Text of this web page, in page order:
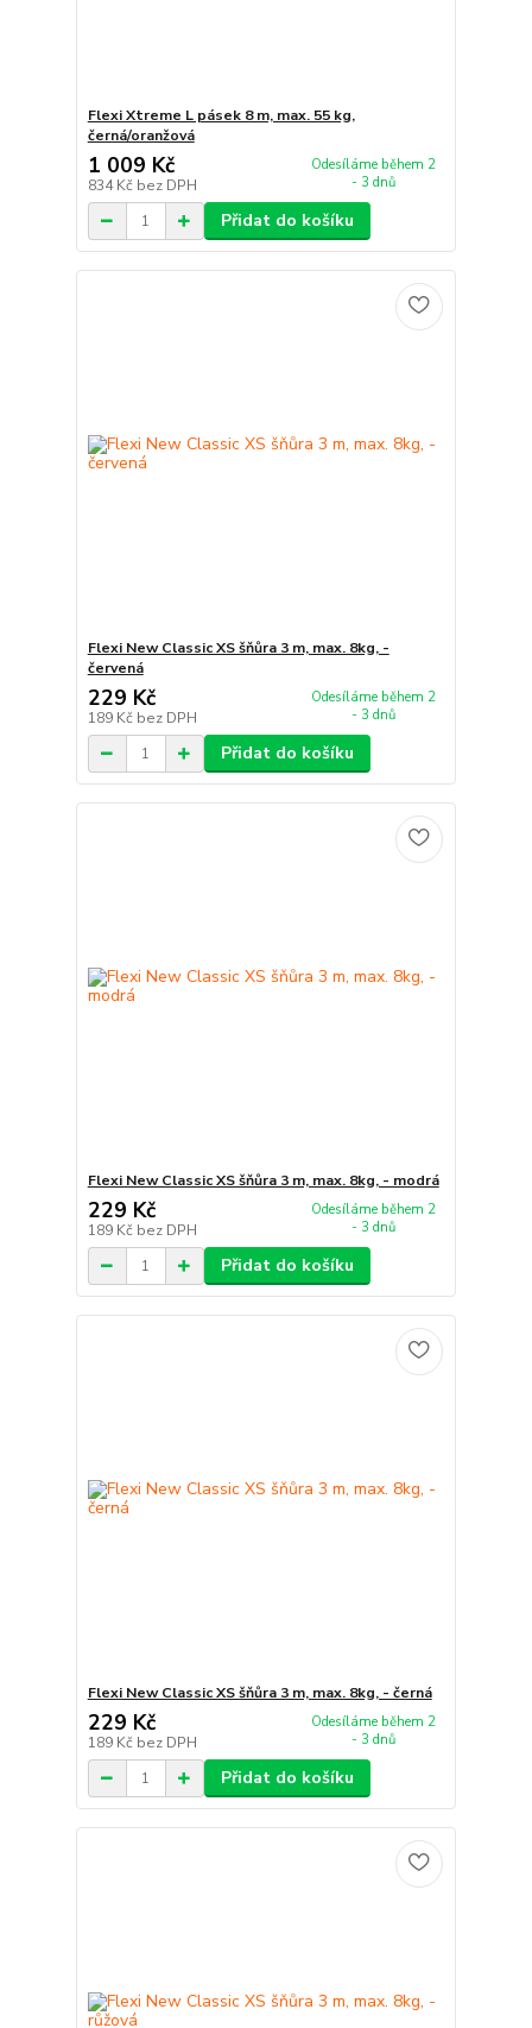
Flexi Xtreme L pásek 8 m, max. 55 kg,
černá/oranžová
1 009 Kč
834 Kč bez DPH
Odesíláme během 2
- 3 dnů
Přidat do košíku
Flexi New Classic XS šňůra 3 m, max. 8kg, -
červená
229 Kč
189 Kč bez DPH
Odesíláme během 2
- 3 dnů
Přidat do košíku
Flexi New Classic XS šňůra 3 m, max. 8kg, - modrá
229 Kč
189 Kč bez DPH
Odesíláme během 2
- 3 dnů
Přidat do košíku
Flexi New Classic XS šňůra 3 m, max. 8kg, - černá
229 Kč
189 Kč bez DPH
Odesíláme během 2
- 3 dnů
Přidat do košíku